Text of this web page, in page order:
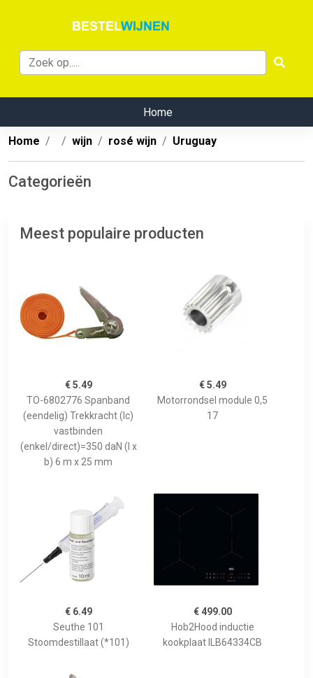
Home
Home wijn rosé wijn Uruguay
Categorieën
Meest populaire producten
€ 5.49
TO-6802776 Spanband
(eendelig) Trekkracht (lc)
vastbinden
(enkel/direct)=350 daN (l x
b) 6 m x 25 mm
€ 5.49
Motorrondsel module 0,5
17
€ 6.49
Seuthe 101
Stoomdestillaat (*101)
€ 499.00
Hob2Hood inductie
kookplaat ILB64334CB